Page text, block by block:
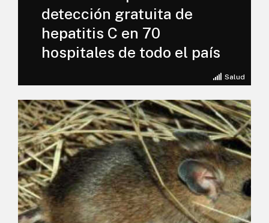
Salud
detección gratuita de
hepatitis C en 70
hospitales de todo el país